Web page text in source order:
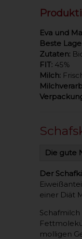
Eva und
Beste
Zutaten:
FIT: 45%
Milch:
Die gute
Der
einer Diät
molligen